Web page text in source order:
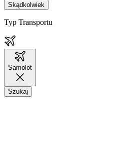
Skądkolwiek
Typ Transportu
Samolot
Szukaj